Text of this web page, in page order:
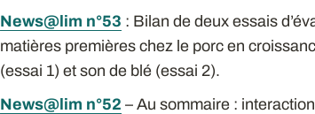
News@lim n°53 : Bilan de deux essais
matières premières chez le porc en
(essai 1) et son de blé (essai 2).
News@lim n°52 – Au sommaire :